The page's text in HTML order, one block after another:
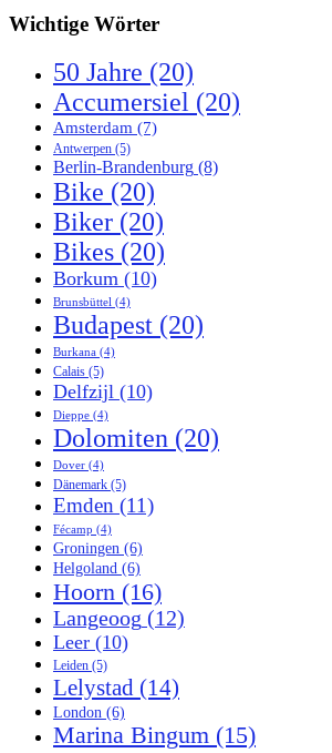
Wichtige Wörter
50 Jahre (20)
Accumersiel (20)
Amsterdam (7)
Antwerpen (5)
Berlin-Brandenburg (8)
Bike (20)
Biker (20)
Bikes (20)
Borkum (10)
Brunsbüttel (4)
Budapest (20)
Burkana (4)
Calais (5)
Delfzijl (10)
Dieppe (4)
Dolomiten (20)
Dover (4)
Dänemark (5)
Emden (11)
Fécamp (4)
Groningen (6)
Helgoland (6)
Hoorn (16)
Langeoog (12)
Leer (10)
Leiden (5)
Lelystad (14)
London (6)
Marina Bingum (15)